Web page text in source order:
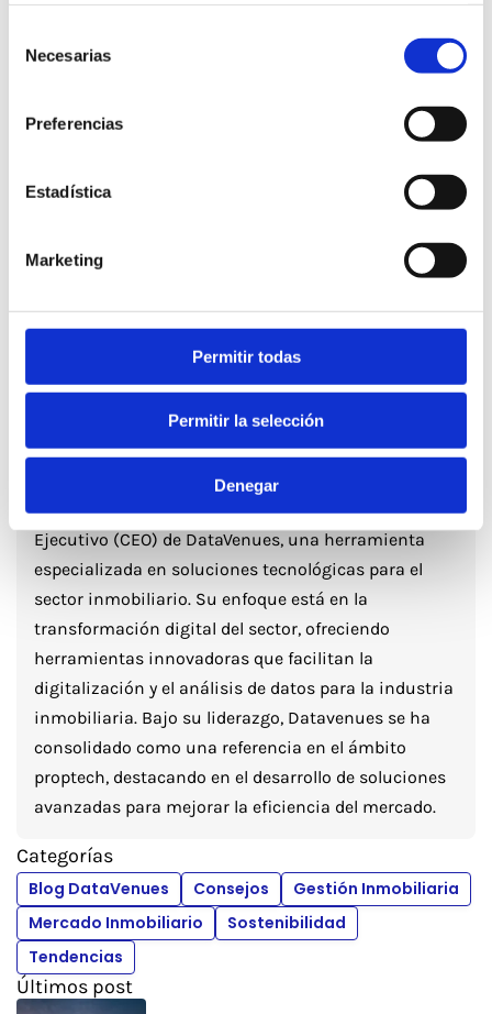
Necesarias
Preferencias
Estadística
Marketing
Permitir todas
Permitir la selección
Denegar
un papel fundamental, así como disponer un sistema de
explotación de base de datos ágil que dote a nuestro
Redactado por Diego González
Fundador y CEO de Datavenues
Diego González es el CoFundador y Director
Ejecutivo (CEO) de DataVenues, una herramienta
especializada en soluciones tecnológicas para el
sector inmobiliario. Su enfoque está en la
transformación digital del sector, ofreciendo
herramientas innovadoras que facilitan la
digitalización y el análisis de datos para la industria
inmobiliaria. Bajo su liderazgo, Datavenues se ha
consolidado como una referencia en el ámbito
proptech, destacando en el desarrollo de soluciones
avanzadas para mejorar la eficiencia del mercado.
Categorías
Blog DataVenues Consejos
Gestión Inmobiliaria
Mercado Inmobiliario
Sostenibilidad
Tendencias
Últimos post